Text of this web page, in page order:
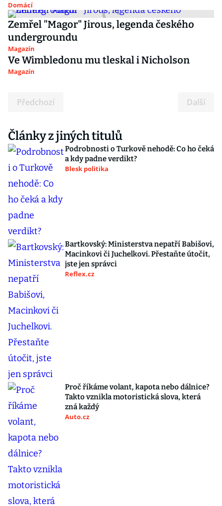
Domácí
Zemřel "Magor" Jirous, legenda českého
undergroundu
Magazín
Ve Wimbledonu mu tleskal i Nicholson
Magazín
Předchozí Další
Články z jiných titulů
Podrobnosti o Turkově nehodě: Co ho čeká
a kdy padne verdikt?
Blesk politika
Bartkovský: Ministerstva nepatří Babišovi,
Macinkovi či Juchelkovi. Přestaňte útočit,
jste jen správci
Reflex.cz
Proč říkáme volant, kapota nebo dálnice?
Takto vznikla motoristická slova, která
zná každý
Auto.cz